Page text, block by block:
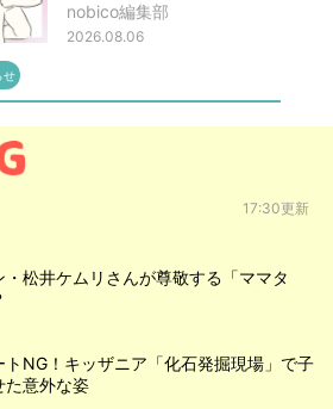
nobico編集部
2026.08.06
せ
17:30更新
・松井ケムリさんが尊敬する「ママタ
トNG！キッザニア「化石発掘現場」で子
た意外な姿